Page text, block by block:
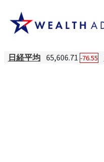
日経平均 65,606.71 -76.55